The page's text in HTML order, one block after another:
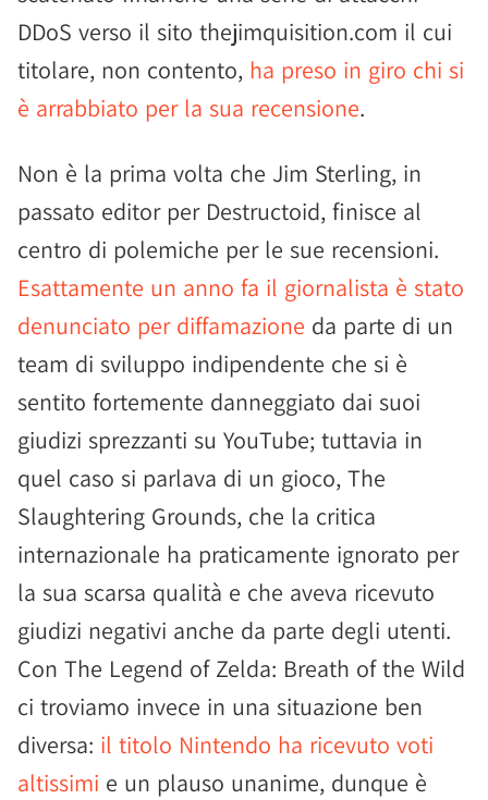
DDoS verso il sito thejimquisition.com il cui
titolare, non contento, ha preso in giro chi si
è arrabbiato per la sua recensione.
Non è la prima volta che Jim Sterling, in
passato editor per Destructoid, finisce al
centro di polemiche per le sue recensioni.
Esattamente un anno fa il giornalista è stato
denunciato per diffamazione da parte di un
team di sviluppo indipendente che si è
sentito fortemente danneggiato dai suoi
giudizi sprezzanti su YouTube; tuttavia in
quel caso si parlava di un gioco, The
Slaughtering Grounds, che la critica
internazionale ha praticamente ignorato per
la sua scarsa qualità e che aveva ricevuto
giudizi negativi anche da parte degli utenti.
Con The Legend of Zelda: Breath of the Wild
ci troviamo invece in una situazione ben
diversa: il titolo Nintendo ha ricevuto voti
altissimi e un plauso unanime, dunque è